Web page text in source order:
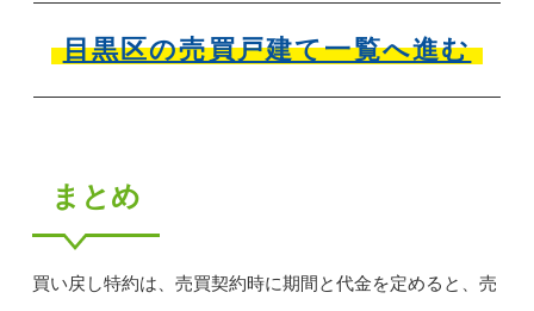
目黒区の売買戸建て一覧へ進む
まとめ
買い戻し特約は、売買契約時に期間と代金を定めると、売